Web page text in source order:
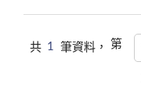
共 1 筆資料， 第